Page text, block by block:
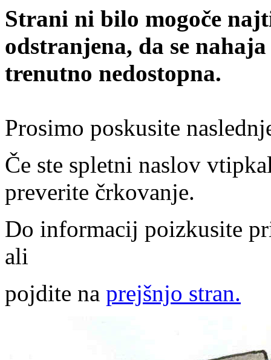
Strani ni bilo mogoče
odstranjena, da se
trenutno nedostopna.
Prosimo poskusite
Če ste spletni naslov
preverite črkovanje.
Do informacij poizkusite
ali
pojdite na prejšnjo stran.